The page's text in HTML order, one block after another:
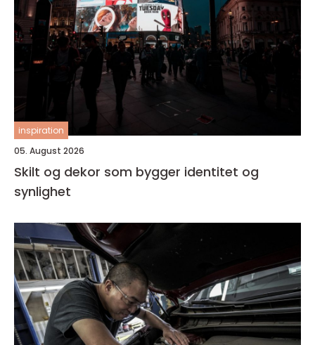
inspiration
05. August 2026
Skilt og dekor som bygger identitet og
synlighet